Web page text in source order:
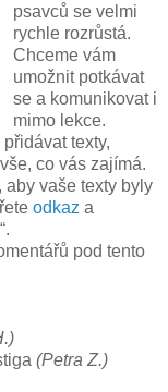
psavců se velmi
rychle rozrůstá.
Chceme vám
umožnit potkávat
se a komunikovat i
mimo lekce.
texty,
co vás zajímá.
aby vaše texty byly
odkaz a
pod tento
(Petra Z.)